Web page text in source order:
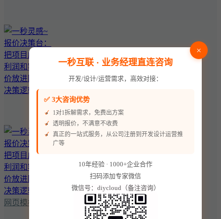
网页模板
×
一秒互联 · 业务经理直连咨询
开发/设计/运营需求，高效对接：
✅ 3大咨询优势
1对1拆解需求，免费出方案
透明报价，不满意不收费
真正的一站式服务，从公司注册到开发设计运营推
广等
10年经验 · 1000+企业合作
扫码添加专家微信
微信号：diycloud（备注咨询）